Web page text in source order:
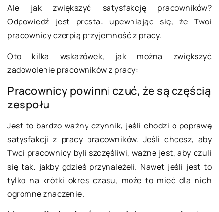
Ale jak zwiększyć satysfakcję pracowników?
Odpowiedź jest prosta: upewniając się, że Twoi
pracownicy czerpią przyjemność z pracy.
Oto kilka wskazówek, jak można zwiększyć
zadowolenie pracowników z pracy:
Pracownicy powinni czuć, że są częścią
zespołu
Jest to bardzo ważny czynnik, jeśli chodzi o poprawę
satysfakcji z pracy pracowników. Jeśli chcesz, aby
Twoi pracownicy byli szczęśliwi, ważne jest, aby czuli
się tak, jakby gdzieś przynależeli. Nawet jeśli jest to
tylko na krótki okres czasu, może to mieć dla nich
ogromne znaczenie.